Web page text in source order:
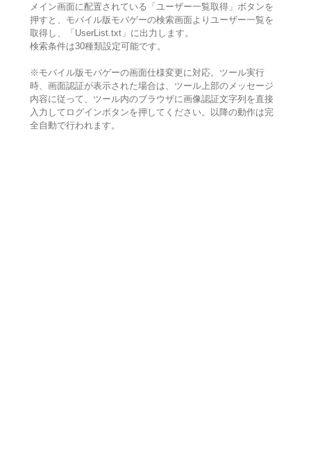
メイン画面に配置されている「ユーザー一覧取得」ボタンを
押すと、モバイル版モバゲーの検索画面よりユーザー一覧を
取得し、「UserList.txt」に出力します。
検索条件は30種類設定可能です。
※モバイル版モバゲーの画面仕様変更に対応。ツール実行
時、画面認証が表示された場合は、ツール上部のメッセージ
内容に従って、ツール内のブラウザに画像認証文字列を直接
入力してログインボタンを押してください。以降の動作は完
全自動で行われます。